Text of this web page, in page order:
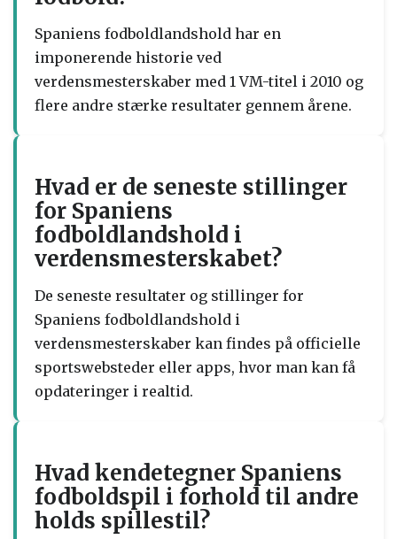
Spaniens fodboldlandshold har en
imponerende historie ved
verdensmesterskaber med 1 VM-titel i 2010 og
flere andre stærke resultater gennem årene.
Hvad er de seneste stillinger
for Spaniens
fodboldlandshold i
verdensmesterskabet?
De seneste resultater og stillinger for
Spaniens fodboldlandshold i
verdensmesterskaber kan findes på officielle
sportswebsteder eller apps, hvor man kan få
opdateringer i realtid.
Hvad kendetegner Spaniens
fodboldspil i forhold til andre
holds spillestil?